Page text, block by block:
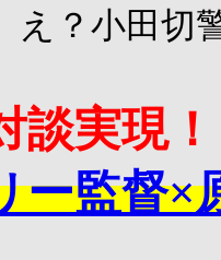
警視
談実現！
ー監督×